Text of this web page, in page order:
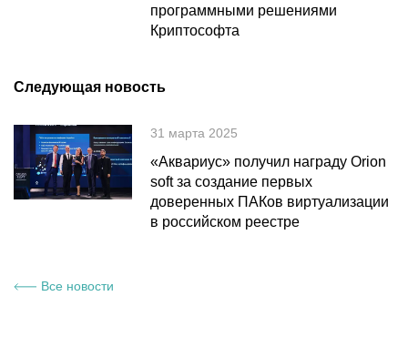
программными решениями
Криптософта
Следующая новость
31 марта 2025
«Аквариус» получил награду Orion
soft за создание первых
доверенных ПАКов виртуализации
в российском реестре
Все новости